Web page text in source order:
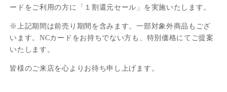
ードをご利用の方に「１割還元セール」を実施いたします。
※上記期間は前売り期間を含みます。一部対象外商品もござ
います。NCカードをお持ちでない方も、特別価格にてご提案
いたします。
皆様のご来店を心よりお待ち申し上げます。